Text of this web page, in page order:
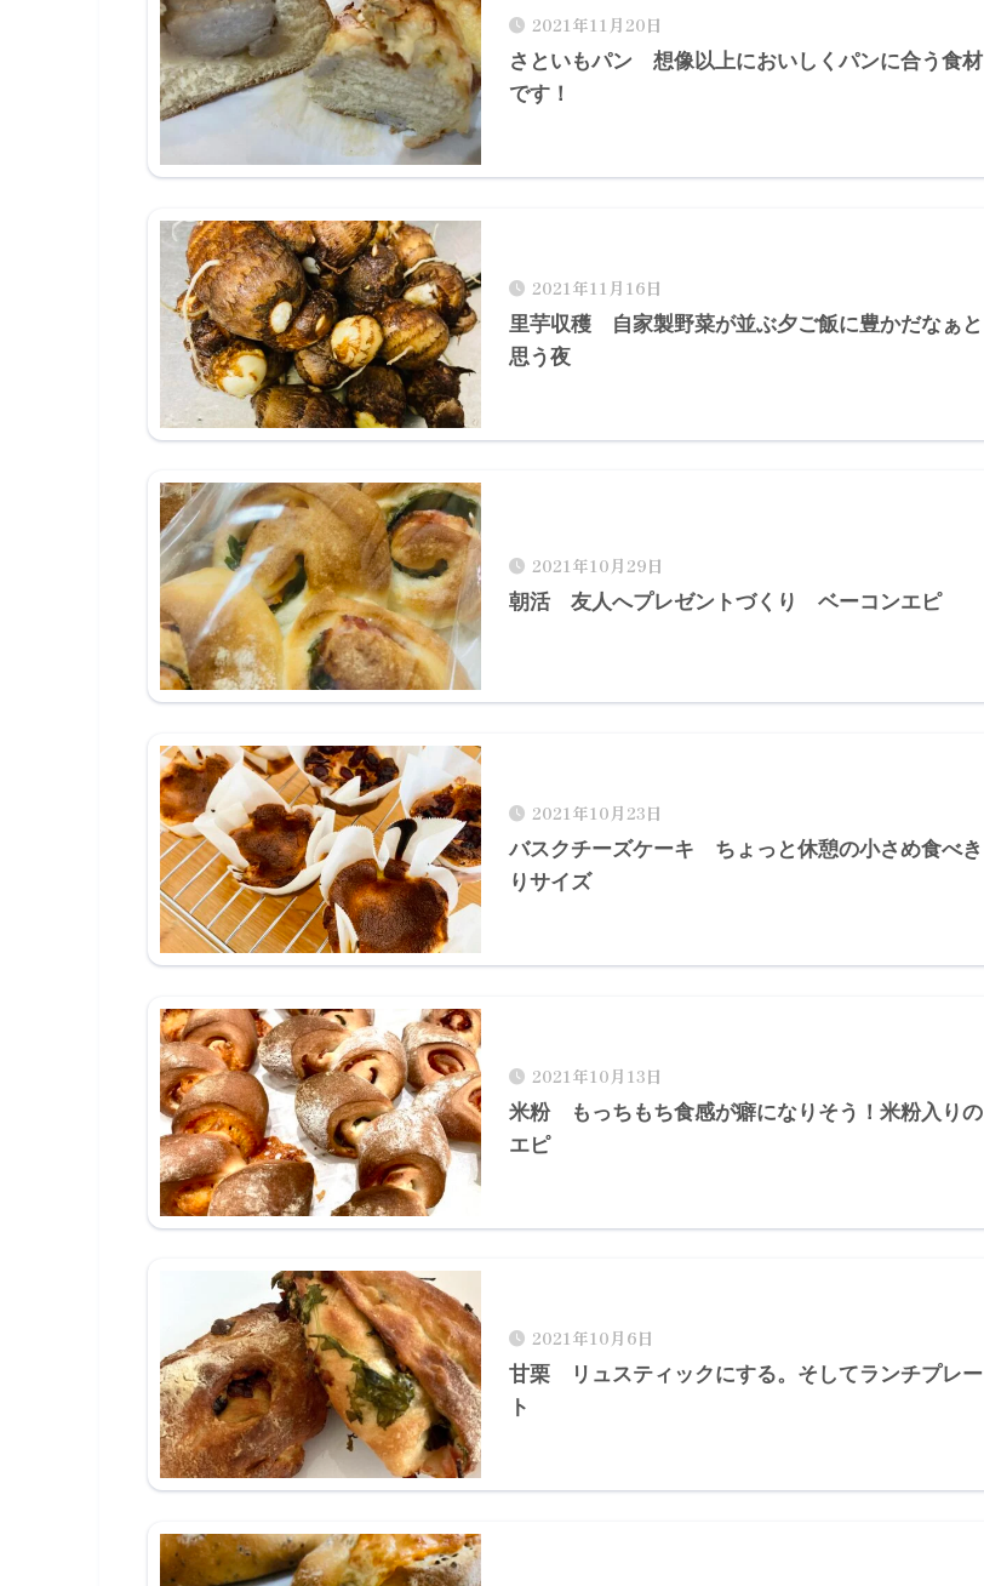
2021年11月20日
さといもパン 想像以上においしくパンに合う食材
です！
2021年11月16日
里芋収穫 自家製野菜が並ぶ夕ご飯に豊かだなぁと
思う夜
2021年10月29日
朝活 友人へプレゼントづくり ベーコンエピ
2021年10月23日
バスクチーズケーキ ちょっと休憩の小さめ食べき
りサイズ
2021年10月13日
米粉 もっちもち食感が癖になりそう！米粉入りの
エピ
2021年10月6日
甘栗 リュスティックにする。そしてランチプレー
ト